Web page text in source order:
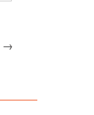
→